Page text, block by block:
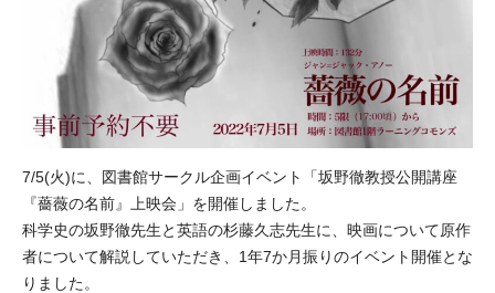
7/5(火)に、図書館サークル企画イベント「坂野徹教授公開講座
『薔薇の名前』上映会」を開催しました。
科学史の坂野徹先生と英語の杉藤久志先生に、映画について原作
者について解説していただき、1年7か月振りのイベント開催とな
りました。